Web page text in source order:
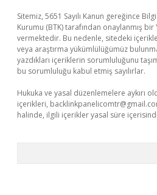
Sitemiz, 5651 Sayılı Kanun gereğince
Kurumu (BTK) tarafından onaylanmış bir
vermektedir. Bu nedenle, sitedeki
veya araştırma yükümlülüğümüz
yazdıkları içeriklerin sorumluluğunu
bu sorumluluğu kabul etmiş sayılırlar.
Hukuka ve yasal düzenlemelere aykırı
içerikleri,
halinde, ilgili içerikler yasal süre